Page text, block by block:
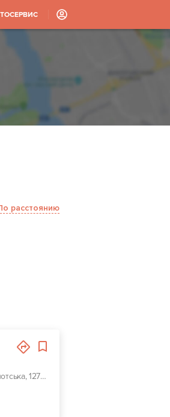
расстоянию
г. Мариуполь, вулиця Червонофлотська, 127а, Конечная троллейбуса №1